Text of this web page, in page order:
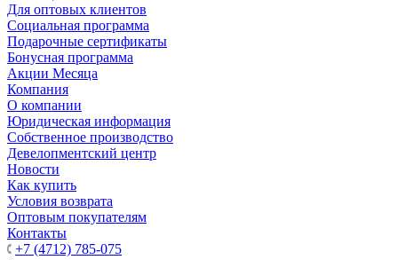
Для оптовых клиентов
Социальная программа
Подарочные сертификаты
Бонусная программа
Акции Месяца
Компания
О компании
Юридическая информация
Собственное производство
Девелопментский центр
Новости
Как купить
Условия возврата
Оптовым покупателям
Контакты
+7 (4712) 785-075